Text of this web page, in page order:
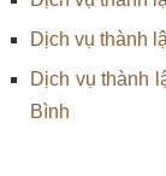
Dịch vụ thành
Dịch vụ thành
Bình